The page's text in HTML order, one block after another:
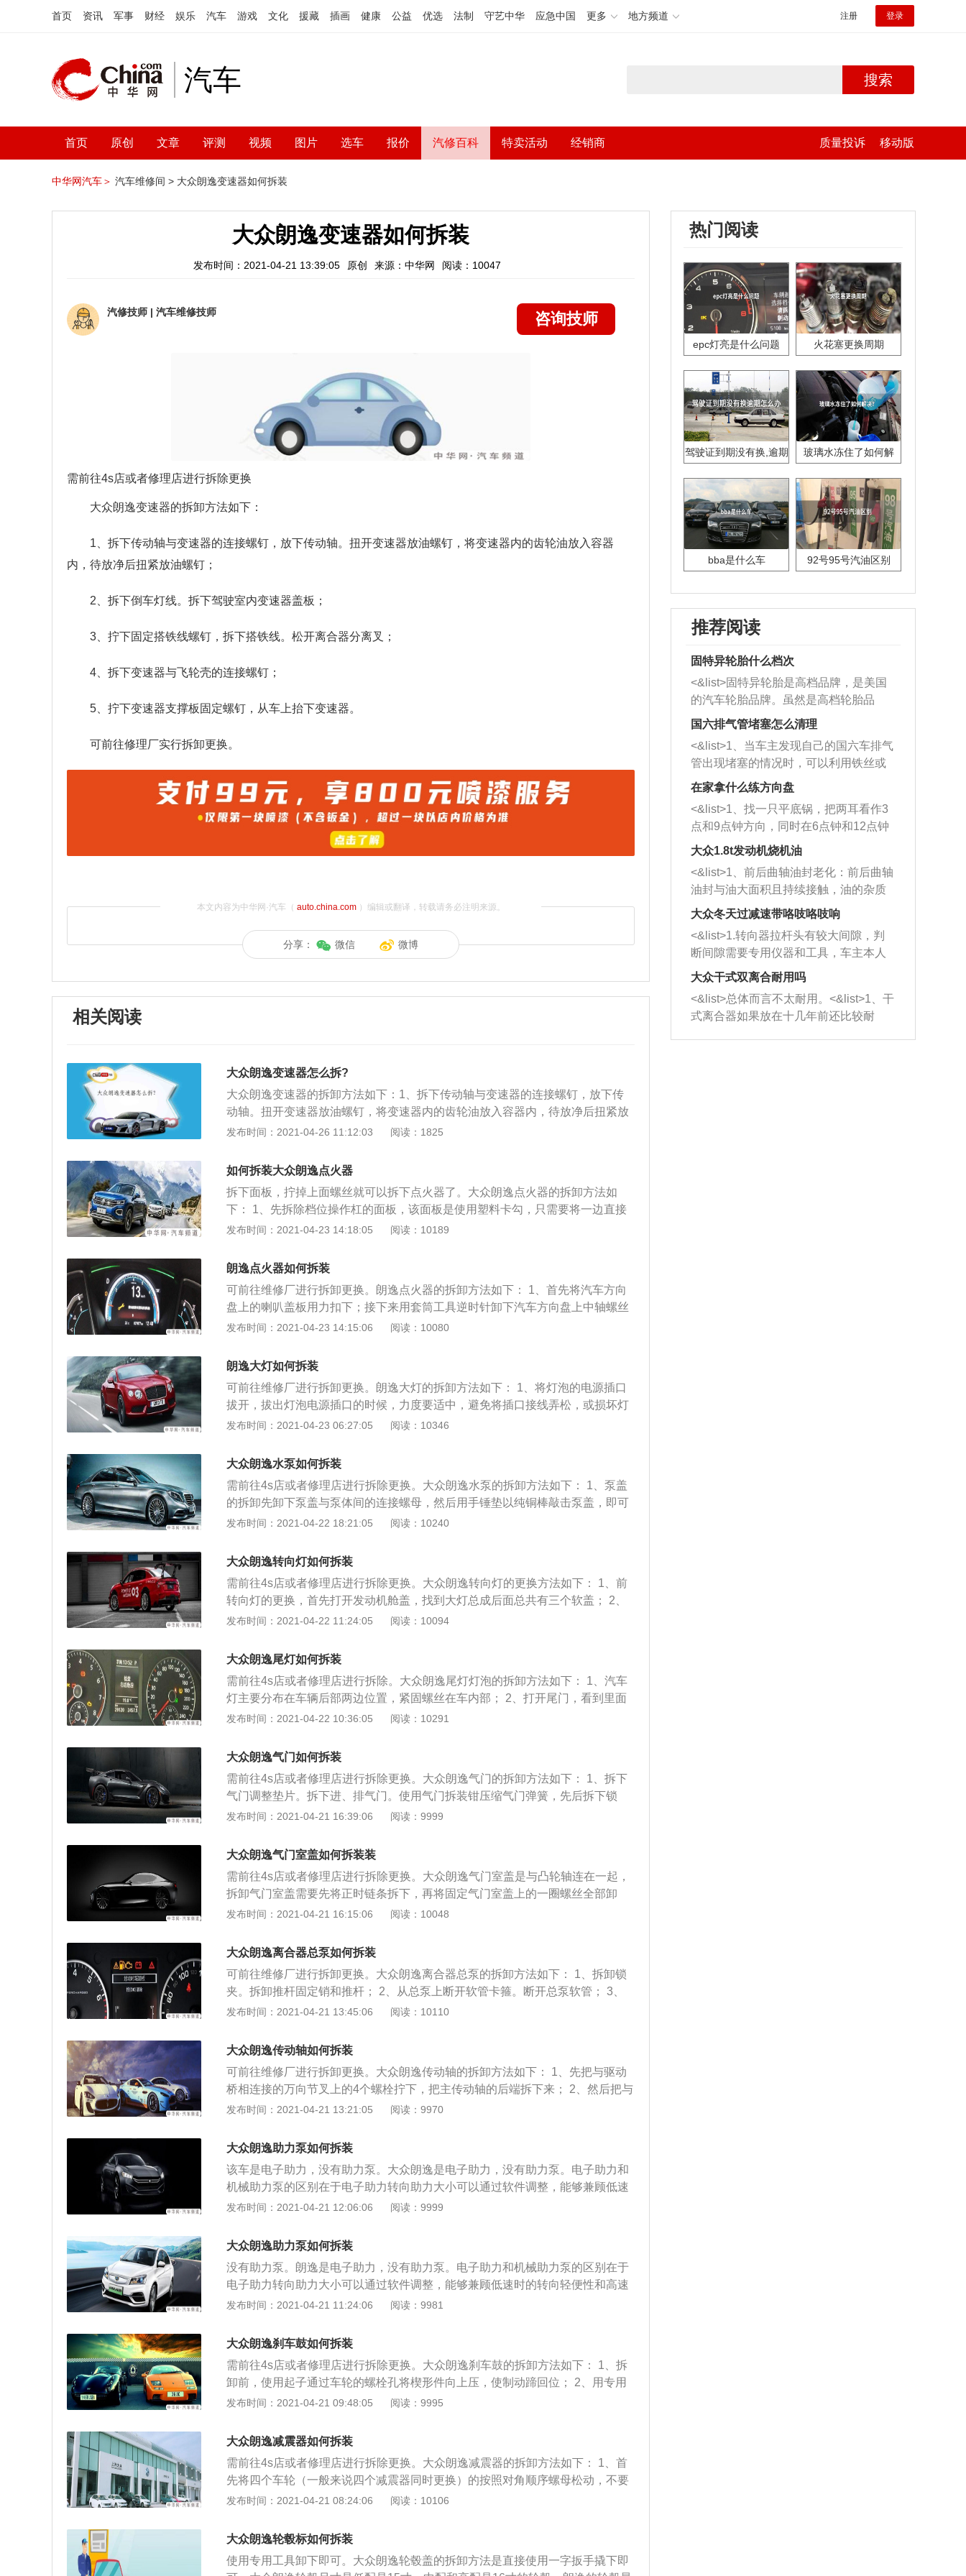
首页 资讯 军事 财经 娱乐 汽车 游戏 文化 援藏 插画 健康 公益 优选 法制 守艺中华 应急中国 更多 地方频道 注册 登录
汽车 搜索
首页 原创 文章 评测 视频 图片 选车 报价 汽修百科 特卖活动 经销商 质量投诉 移动版
中华网汽车＞ 汽车维修间 > 大众朗逸变速器如何拆装
大众朗逸变速器如何拆装
发布时间：2021-04-21 13:39:05 原创 来源：中华网 阅读：10047
汽修技师 | 汽车维修技师 咨询技师
需前往4s店或者修理店进行拆除更换
大众朗逸变速器的拆卸方法如下：
1、拆下传动轴与变速器的连接螺钉，放下传动轴。扭开变速器放油螺钉，将变速器内的齿轮油放入容器
内，待放净后扭紧放油螺钉；
2、拆下倒车灯线。拆下驾驶室内变速器盖板；
3、拧下固定搭铁线螺钉，拆下搭铁线。松开离合器分离叉；
4、拆下变速器与飞轮壳的连接螺钉；
5、拧下变速器支撑板固定螺钉，从车上抬下变速器。
可前往修理厂实行拆卸更换。
本文内容为中华网·汽车（ auto.china.com）编辑或翻译，转载请务必注明来源。
分享： 微信 微博
相关阅读
大众朗逸变速器怎么拆?
大众朗逸变速器的拆卸方法如下：1、拆下传动轴与变速器的连接螺钉，放下传
动轴。扭开变速器放油螺钉，将变速器内的齿轮油放入容器内，待放净后扭紧放
油螺钉；2、拆下倒车灯线。拆下驾驶室内变速器盖板；3、拧下固定搭铁线螺
拧下变速器支撑板固定螺钉，从车上抬下变速器。
发布时间：2021-04-26 11:12:03 阅读：1825
如何拆装大众朗逸点火器
拆下面板，拧掉上面螺丝就可以拆下点火器了。大众朗逸点火器的拆卸方法如
下： 1、先拆除档位操作杠的面板，该面板是使用塑料卡勾，只需要将一边直接
用手掰起来或是节奏一字螺丝刀翘起后，就可以将整块面板拆开； 2、接着拆除
后就可以看到两个黑色的螺丝，使用m4内六角扳手将这两个螺丝拆除； 3、最后
拆除点烟器面板的固定压条，在拆除步骤2的两个螺丝后，可以看大一个插条的
压条塑料片，将该塑料片直接取下即可。首要任务是要拆开挂挡面板，面板为卡
扣式固定，点烟器有螺丝固定，拧开螺丝即可了。 (出自auto.china.com)
发布时间：2021-04-23 14:18:05 阅读：10189
朗逸点火器如何拆装
可前往维修厂进行拆卸更换。朗逸点火器的拆卸方法如下： 1、首先将汽车方向
盘上的喇叭盖板用力扣下；接下来用套筒工具逆时针卸下汽车方向盘上中轴螺丝
即可； 2、然后再把汽车组合开关的盖板固定螺丝拆下来即可；下面再使用套筒
螺丝； 4、然后拔下汽车点火锁的两个插头；最后就把汽车的点火锁拆下来了。
发布时间：2021-04-23 14:15:06 阅读：10080
朗逸大灯如何拆装
可前往维修厂进行拆卸更换。朗逸大灯的拆卸方法如下： 1、将灯泡的电源插口
拔开，拔出灯泡电源插口的时候，力度要适中，避免将插口接线弄松，或损坏灯
泡插头； 2、拔开电源接口后，将灯泡背后的防水盖拿掉，车灯防水盖的材质多
力，就能见防水盖掰下； 3、将灯泡从反射罩中取出，取出灯泡时，需要用手指
捏住两边的钢丝卡簧，待灯泡松开后，再往外抽出灯泡；4、将新灯泡放入反射
罩，对准灯泡的固定卡位，灯泡底座上有若干固定卡位。安装时按取出旧灯泡的
步骤逆向操作：捏住钢丝卡簧将灯泡插入反射罩，对准安装位置后松开卡簧固定
灯泡； 5、盖上防水盖时，要确保防水盖边缘和固定位完全贴合。最后，将大灯
发布时间：2021-04-23 06:27:05 阅读：10346
大众朗逸水泵如何拆装
需前往4s店或者修理店进行拆除更换。大众朗逸水泵的拆卸方法如下： 1、泵盖
的拆卸先卸下泵盖与泵体间的连接螺母，然后用手锤垫以纯铜棒敲击泵盖，即可
拆下，若带有项出螺栓，则可用顶出螺栓顶下； 2、叶轮的拆卸拧下叶轮螺母，
或汽油浸洗后再拆； 3、泵体的拆卸先卸下泵体与托架间的连接螺母，取下泵
体。再卸下填料压盖取出在填料函体内的填料；4、泵轴的拆卸先卸下托架轴承
体上的前、后轴承压盖，再用纯铜棒由轴的前方向后（即向联轴器方向）敲打，
即可把轴取下。在拆卸过程中，应注意不使轴损坏，拆出的零件集中顺序保管。
可前往修理厂实行拆卸更换。
发布时间：2021-04-22 18:21:05 阅读：10240
大众朗逸转向灯如何拆装
需前往4s店或者修理店进行拆除更换。大众朗逸转向灯的更换方法如下： 1、前
转向灯的更换，首先打开发动机舱盖，找到大灯总成后面总共有三个软盖； 2、
左右两个是近光灯和远光灯，下面还有一个盖，将盖子拆下，放在适当的位置，
装更换即可。 可前往修理厂实行拆卸更换。
发布时间：2021-04-22 11:24:05 阅读：10094
大众朗逸尾灯如何拆装
需前往4s店或者修理店进行拆除。大众朗逸尾灯灯泡的拆卸方法如下： 1、汽车
灯主要分布在车辆后部两边位置，紧固螺丝在车内部； 2、打开尾门，看到里面
有两个塑料的紧固卡扣，将其拆出来； 3、轩内饰板可以看到里面的紧固螺丝，
前往修理厂实行拆卸。
发布时间：2021-04-22 10:36:05 阅读：10291
大众朗逸气门如何拆装
需前往4s店或者修理店进行拆除更换。大众朗逸气门的拆卸方法如下： 1、拆下
气门调整垫片。拆下进、排气门。使用气门拆装钳压缩气门弹簧，先后拆下锁
片、弹簧座、气门弹簧及气门； 2、使用尖嘴钳拆下气门杆油封。使用压缩空气
门，使用垫片铲刀，铲掉气门顶部的积炭，使用钢丝刷，彻底清洁气门。拆卸气
门导管衬套。加热汽缸到80-100摄氏度，使用专用工具和榔头敲出气门导管衬
套。(出自auto.china.com)
发布时间：2021-04-21 16:39:06 阅读：9999
大众朗逸气门室盖如何拆装装
需前往4s店或者修理店进行拆除更换。大众朗逸气门室盖是与凸轮轴连在一起，
拆卸气门室盖需要先将正时链条拆下，再将固定气门室盖上的一圈螺丝全部卸
下，取下内部的点火线圈，向上抬起气门室盖，取下里面的胶垫即可。更换气门
进行打胶； 2、发动机必须完全冷却，才可以进行更换； 3、安装气门室盖的时
候，按对角线分多次紧固。固定一个螺丝后，固定对角的螺丝。可以防止气门室
盖垫受力不均。(出自auto.china.com)
发布时间：2021-04-21 16:15:06 阅读：10048
大众朗逸离合器总泵如何拆装
可前往维修厂进行拆卸更换。大众朗逸离合器总泵的拆卸方法如下： 1、拆卸锁
夹。拆卸推杆固定销和推杆； 2、从总泵上断开软管卡箍。断开总泵软管； 3、
拆卸总泵油管。拆卸离合器总泵螺母；4、拆卸离合器总泵。 (汽车维修技术网htt
发布时间：2021-04-21 13:45:06 阅读：10110
大众朗逸传动轴如何拆装
可前往维修厂进行拆卸更换。大众朗逸传动轴的拆卸方法如下： 1、先把与驱动
桥相连接的万向节叉上的4个螺栓拧下，把主传动轴的后端拆下来； 2、然后把与
中间传动轴相连的万向节叉上的4个螺栓拧下； 3、将前端拆下来，这样整个主传
端拆下来，最后拧松与驻车制动鼓连接的螺母，把中间传动轴整个卸下。 (汽车
维修技术网https://auto.china.com)
发布时间：2021-04-21 13:21:05 阅读：9970
大众朗逸助力泵如何拆装
该车是电子助力，没有助力泵。大众朗逸是电子助力，没有助力泵。电子助力和
机械助力泵的区别在于电子助力转向助力大小可以通过软件调整，能够兼顾低速
时的转向轻便性和高速时的操纵稳定性，正性能好。可靠性强，不依赖电子系
震动都反映到方向盘上。电动助力工作原理： 1、eps的基本原理是：转矩传感器
与转向轴（小齿轮轴）连接在一起，当转向轴转动时，转矩传感器开始工作，把
输入轴和输出轴在扭杆作用下产生的相对转动角位移变成电信号传给ecu，ecu根
据车速传感器和转矩传感器的信号决定电动机的旋转方向和助力电流的大小，从
而完成实时控制助力转向； 2、电动助力转向系统是在传统机械转向系统的基础
主要由三大部分构成，信号传感装置（包括扭矩传感器、转角传感器和车速传感
器），转向助力机构（电机、离合器、减速传动机构）及电子控制装置；4、电
动机仅在需要助力时工作，驾驶员在操纵转向盘时，扭矩转角传感器根据输入扭
根据电压和车速的信号，给出指令控制电动机运转，从而产生所需要的转向助
发布时间：2021-04-21 12:06:06 阅读：9999
大众朗逸助力泵如何拆装
没有助力泵。朗逸是电子助力，没有助力泵。电子助力和机械助力泵的区别在于
电子助力转向助力大小可以通过软件调整，能够兼顾低速时的转向轻便性和高速
时的操纵稳定性，正性能好。可靠性强，不依赖电子系统，即便液压坏了也还是
电动助力工作原理： 1、eps的基本原理是：转矩传感器与转向轴（小齿轮轴）连
接在一起，当转向轴转动时，转矩传感器开始工作，把输入轴和输出轴在扭杆作
用下产生的相对转动角位移变成电信号传给ecu，ecu根据车速传感器和转矩传感
器的信号决定电动机的旋转方向和助力电流的大小，从而完成实时控制助力转
向； 2、电动助力转向系统是在传统机械转向系统的基础上发展起来的。它利用
信号传感装置（包括扭矩传感器、转角传感器和车速传感器），转向助力机构
（电机、离合器、减速传动机构）及电子控制装置；4、电动机仅在需要助力时
工作，驾驶员在操纵转向盘时，扭矩转角传感器根据输入扭矩和转向角的大小产
号，给出指令控制电动机运转，从而产生所需要的转向助力。 该车是电子助力，
发布时间：2021-04-21 11:24:06 阅读：9981
大众朗逸刹车鼓如何拆装
需前往4s店或者修理店进行拆除更换。大众朗逸刹车鼓的拆卸方法如下： 1、拆
卸前，使用起子通过车轮的螺栓孔将楔形件向上压，使制动蹄回位； 2、用专用
工具拆卸下轮毂盖，拔出开口销，拆下冠状螺母保险环； 3、拆下轮毂轴承预紧
发布时间：2021-04-21 09:48:05 阅读：9995
大众朗逸减震器如何拆装
需前往4s店或者修理店进行拆除更换。大众朗逸减震器的拆卸方法如下： 1、首
先将四个车轮（一般来说四个减震器同时更换）的按照对角顺序螺母松动，不要
完全拧下。然后使用举升机将汽车抬起，不需要太高，车轮刚离地一段距离就可
轮。依据不同的车型，可能需要将制动分泵拆卸下来以便于拆卸减震器，然后拆
下支臂固定螺栓，接着松开弹簧支杆臂的固定螺母；3、使用卡钳千斤顶将减震
臂固定住，打开发动机引擎盖然后松开减震器上端车身固定螺母（不完全拧
发布时间：2021-04-21 08:24:06 阅读：10106
大众朗逸轮毂标如何拆装
使用专用工具卸下即可。大众朗逸轮毂盖的拆卸方法是直接使用一字扳手撬下即
热门阅读
epc灯亮是什么问题 火花塞更换周期
驾驶证到期没有换,逾期
玻璃水冻住了如何解
bba是什么车 92号95号汽油区别
推荐阅读
固特异轮胎什么档次
<&list>固特异轮胎是高档品牌，是美国
的汽车轮胎品牌。虽然是高档轮胎品
牌，但是中高低端的轮胎都有生产，这
也是为了更好的开拓市场。
国六排气管堵塞怎么清理
<&list>1、当车主发现自己的国六车排气
管出现堵塞的情况时，可以利用铁丝或
者是细棍，直接将杂物给取出来，如果
堵塞情况比较严重，也可以采取应急措
施。 <&list>2、直接利用木棍将所有的
杂物推到排气管里面的位置处，然后将
三元催化器拆解开，就可以将堵塞的东
西取出来。但如果是因为积碳过多引起
的堵塞，就需要将三元催化器泡在草酸
洗剂对堵塞的情况得到解决，将清洗剂
放在燃油箱中，与燃油混合后，车辆启
动时，就可以和汽油一起进入到燃烧
室，最后形成废气排出，就可以让三元
催化器得到清洗，排气管堵塞的情况就
能够得到解决。
在家拿什么练方向盘
<&list>1、找一只平底锅，把两耳看作3
点和9点钟方向，同时在6点钟和12点钟
方向做一个标记。 <&list>2、双手握住
一圈半的练习，往右同样也要打相同的
圈数。 <&list>3、最后强调要反复练
习，这样就可以形成肌肉记忆，在真实
驾驶车辆时，不需要记忆也能打好方
向。
大众1.8t发动机烧机油
<&list>1、前后曲轴油封老化：前后曲轴
油封与油大面积且持续接触，油的杂质
和发动机内持续温度变化使其密封效果
逐渐减弱，导致渗油或漏油。<&list>2、
活塞间隙过大：积碳会使活塞环与缸体
的间隙扩大，导致机油流入燃烧室中，
造成烧机油。<&list>3、机油粘度。使用
机油粘度过小的话，同样会有烧机油现
象，机油粘度过小具有很好的流动性，
大众冬天过减速带咯吱咯吱响
<&list>1.转向器拉杆头有较大间隙，判
断间隙需要专用仪器和工具，车主本人
无法制作，需要将车辆送到修理厂或4s
店；<&list>2.车辆半轴套管防尘罩破
裂，破裂后会出现漏油现象，使半轴磨
损严重，磨损的半轴容易损坏，产生异
响；<&list>3.稳定器的转向胶套和球头
大众干式双离合耐用吗
<&list>总体而言不太耐用。<&list>1、干
式离合器如果放在十几年前还比较耐